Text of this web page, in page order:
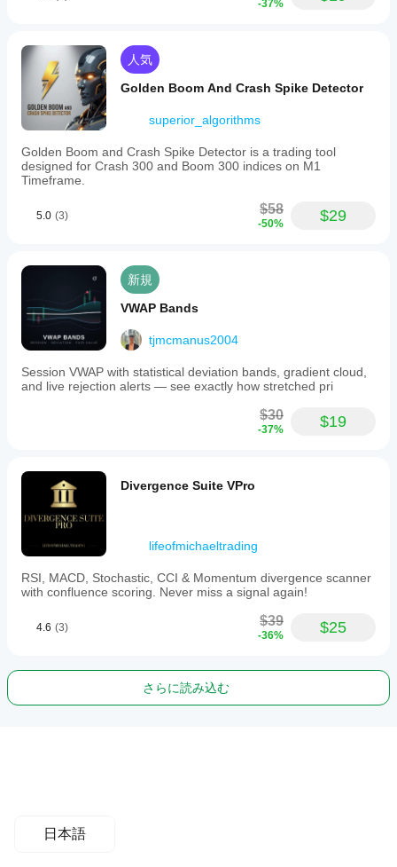
-37%
人気
Golden Boom And Crash Spike Detector
superior_algorithms
Golden Boom and Crash Spike Detector is a trading tool
designed for Crash 300 and Boom 300 indices on M1
Timeframe.
5.0 (3) $58
-50% $29
新規
VWAP Bands
tjmcmanus2004
Session VWAP with statistical deviation bands, gradient cloud,
and live rejection alerts — see exactly how stretched pri
$30
-37% $19
Divergence Suite VPro
lifeofmichaeltrading
RSI, MACD, Stochastic, CCI & Momentum divergence scanner
with confluence scoring. Never miss a signal again!
4.6 (3) $39
-36% $25
さらに読み込む
日本語